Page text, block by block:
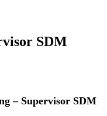
SDM
– Supervisor SDM